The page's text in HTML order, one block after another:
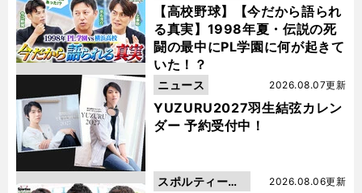
【高校野球】【今だから語られ
る真実】1998年夏・伝説の死
闘の最中にPL学園に何が起きて
いた！？
動画
YUZURU2027羽生結弦カレン
ダー 予約受付中！
2026.08.07更新
ニュース
2026.08.06更新
スポルティーバ